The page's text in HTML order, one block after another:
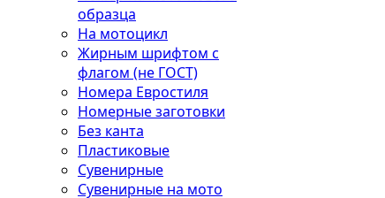
образца
На мотоцикл
Жирным шрифтом с
флагом (не ГОСТ)
Номера Евростиля
Номерные заготовки
Без канта
Пластиковые
Сувенирные
Сувенирные на мото